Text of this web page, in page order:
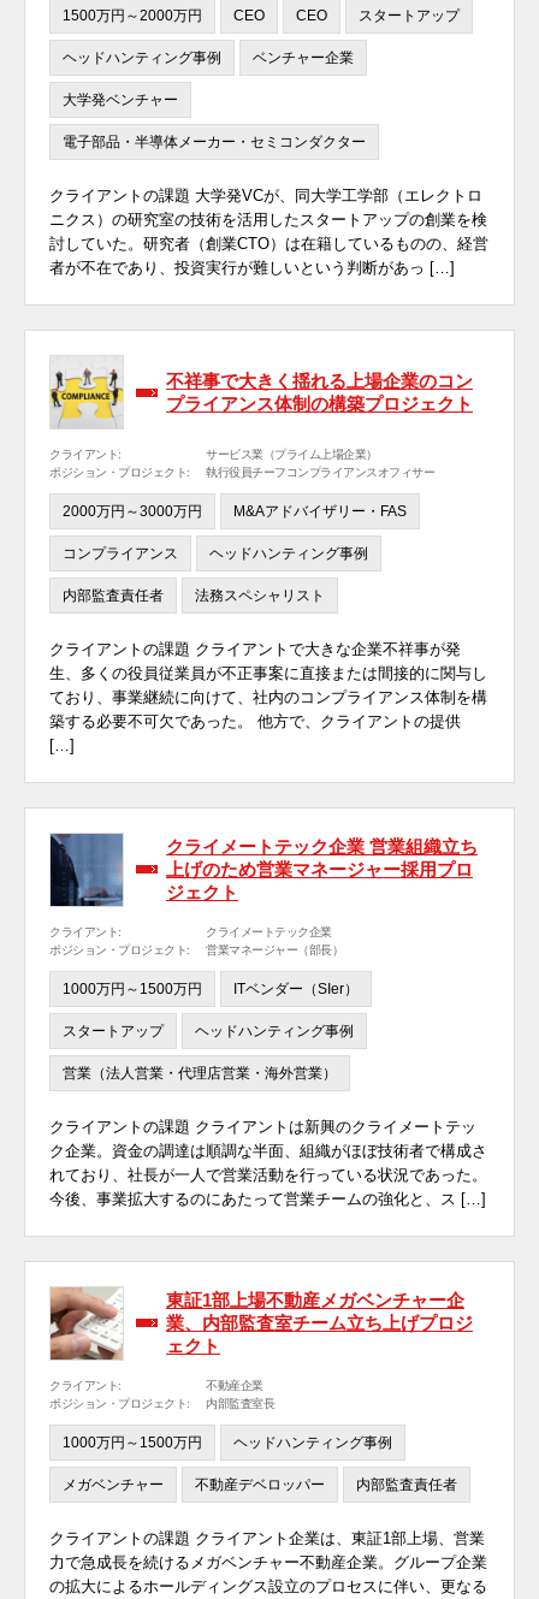
1500万円～2000万円 CEO CEO スタートアップ
ヘッドハンティング事例 ベンチャー企業
大学発ベンチャー
電子部品・半導体メーカー・セミコンダクター
クライアントの課題 大学発VCが、同大学工学部（エレクトロ
ニクス）の研究室の技術を活用したスタートアップの創業を検
討していた。研究者（創業CTO）は在籍しているものの、経営
者が不在であり、投資実行が難しいという判断があっ […]
不祥事で大きく揺れる上場企業のコン
プライアンス体制の構築プロジェクト
クライアント:
サービス業（プライム上場企業）
ポジション・プロジェクト:
執行役員チーフコンプライアンスオフィサー
2000万円～3000万円 M&Aアドバイザリー・FAS
コンプライアンス ヘッドハンティング事例
内部監査責任者 法務スペシャリスト
クライアントの課題 クライアントで大きな企業不祥事が発
生、多くの役員従業員が不正事案に直接または間接的に関与し
ており、事業継続に向けて、社内のコンプライアンス体制を構
築する必要不可欠であった。 他方で、クライアントの提供
[…]
クライメートテック企業 営業組織立ち
上げのため営業マネージャー採用プロ
ジェクト
クライアント:
クライメートテック企業
ポジション・プロジェクト:
営業マネージャー（部長）
1000万円～1500万円 ITベンダー（SIer）
スタートアップ ヘッドハンティング事例
営業（法人営業・代理店営業・海外営業）
クライアントの課題 クライアントは新興のクライメートテッ
ク企業。資金の調達は順調な半面、組織がほぼ技術者で構成さ
れており、社長が一人で営業活動を行っている状況であった。
今後、事業拡大するのにあたって営業チームの強化と、ス […]
東証1部上場不動産メガベンチャー企
業、内部監査室チーム立ち上げプロジ
ェクト
クライアント:
不動産企業
ポジション・プロジェクト:
内部監査室長
1000万円～1500万円 ヘッドハンティング事例
メガベンチャー 不動産デベロッパー 内部監査責任者
クライアントの課題 クライアント企業は、東証1部上場、営業
力で急成長を続けるメガベンチャー不動産企業。グループ企業
の拡大によるホールディングス設立のプロセスに伴い、更なる